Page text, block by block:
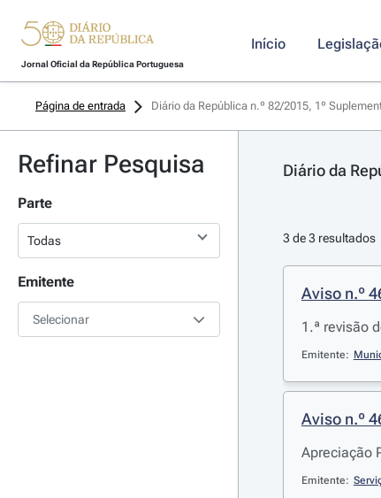
Jornal Oficial da República Portuguesa
Início
Página de entrada Diário da República n.º 82/2015, 1º
Refinar Pesquisa
Parte
Emitente
Selecionar
Diário da
3 de 3 resultados
Aviso n.º
1.ª revisão
Emitente:
Aviso n.º
Apreciação
Emitente: